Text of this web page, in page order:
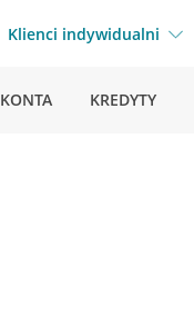
Klienci indywidualni
KONTA KREDYTY